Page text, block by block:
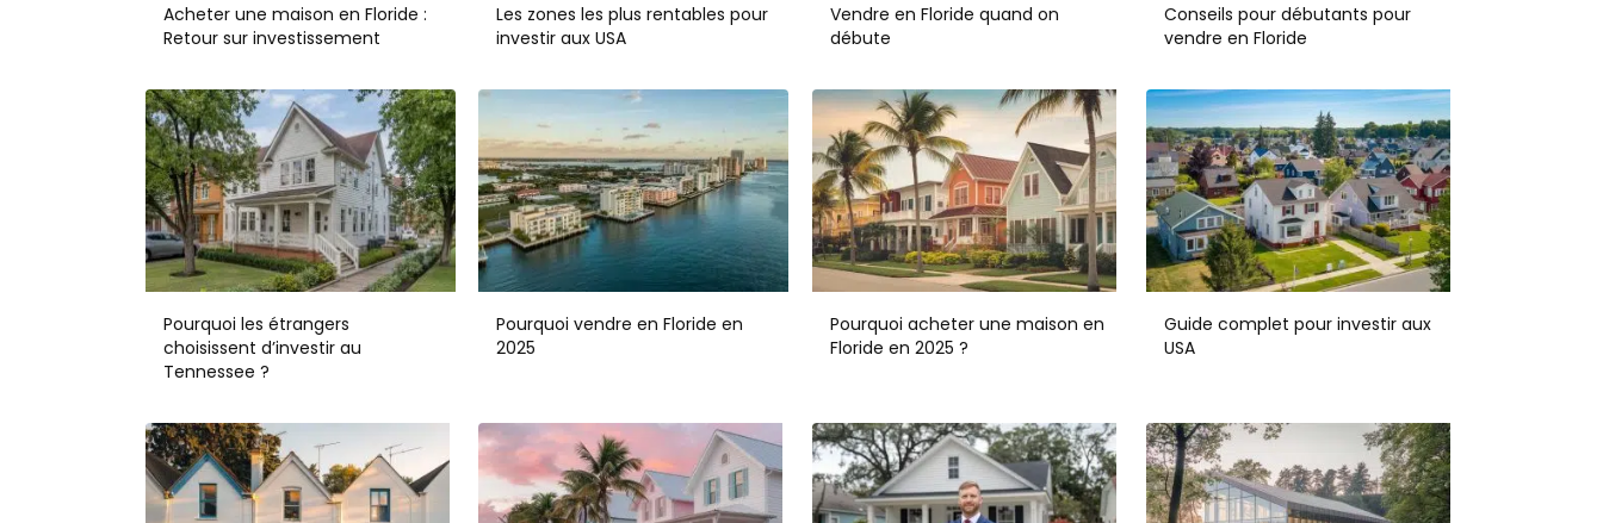
Acheter une maison en Floride :
Retour sur investissement
Les zones les plus rentables pour
investir aux USA
Vendre en Floride quand on
débute
Conseils pour débutants pour
vendre en Floride
Pourquoi les étrangers
choisissent d’investir au
Tennessee ?
Pourquoi vendre en Floride en
2025
Pourquoi acheter une maison en
Floride en 2025 ?
Guide complet pour investir aux
USA